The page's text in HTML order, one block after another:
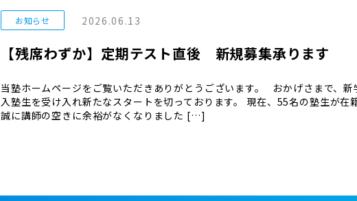
お知らせ 2026.06.13
【残席わずか】定期テスト直後 新規募集承ります
当塾ホームページをご覧いただきありがとうございます。 おかげさまで、新
入塾生を受け入れ新たなスタートを切っております。 現在、55名の塾生が在
誠に講師の空きに余裕がなくなりました […]